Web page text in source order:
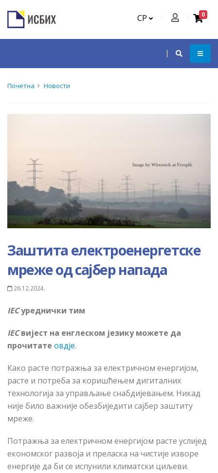
СР 0
Почетна Новости
Заштита електроенергетске
мреже од сајбер напада
26.12.2024.
IECуреднички тим
IEC вијест на енглеском језику можете да
прочитате овдје.
Како расте потражња за електричном енергијом,
расте и потреба за коришћењем дигиталних
технологија за управљање снабдијевањем. Никад
није било важније обезбиједити сајбер заштиту
мреже.
Потражња за електричном енергијом расте услијед
економског развоја и преласка на чистије изворе
енергије да би се испунили климатски циљеви.